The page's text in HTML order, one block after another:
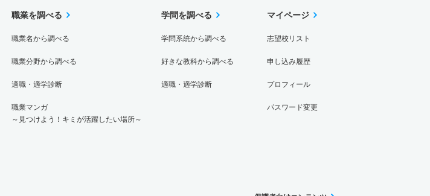
職業を調べる
職業名から調べる
職業分野から調べる
適職・適学診断
職業マンガ
～見つけよう！キミが活躍したい場所～
学問を調べる
学問系統から調べる
好きな教科から調べる
適職・適学診断
マイページ
志望校リスト
申し込み履歴
プロフィール
パスワード変更